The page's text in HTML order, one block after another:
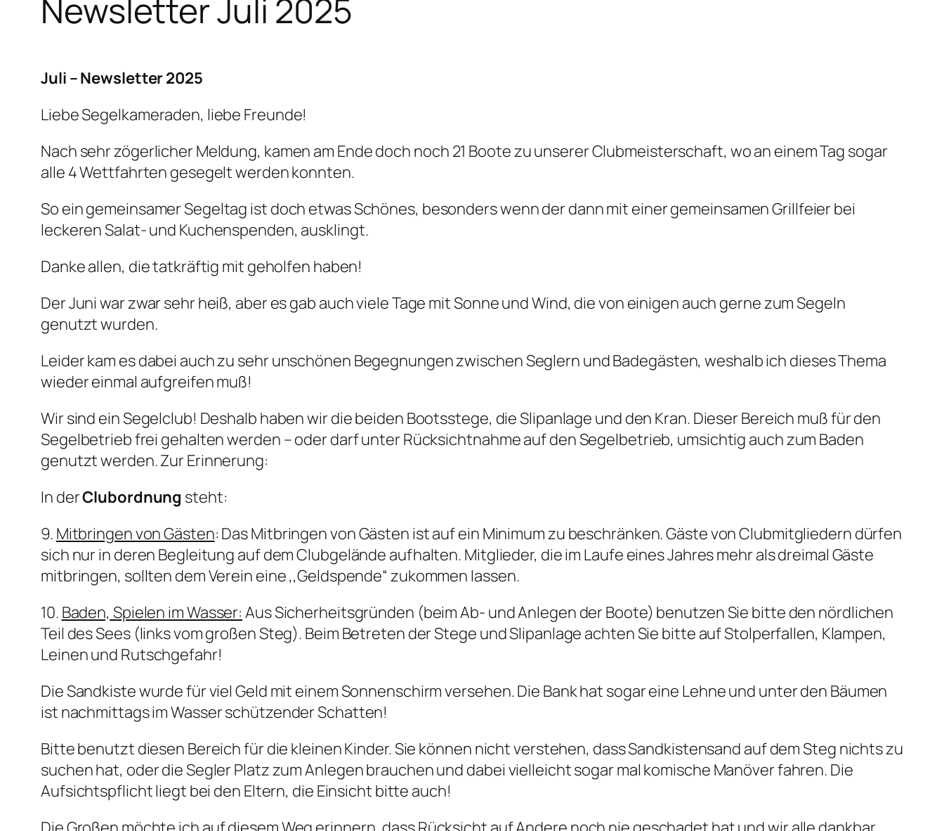
Newsletter Juli 2025
Juli – Newsletter 2025
Liebe Segelkameraden, liebe Freunde!
Nach sehr zögerlicher Meldung, kamen am Ende doch noch 21 Boote zu unserer Clubmeisterschaft, wo an einem Tag sogar
alle 4 Wettfahrten gesegelt werden konnten.
So ein gemeinsamer Segeltag ist doch etwas Schönes, besonders wenn der dann mit einer gemeinsamen Grillfeier bei
leckeren Salat- und Kuchenspenden, ausklingt.
Danke allen, die tatkräftig mit geholfen haben!
Der Juni war zwar sehr heiß, aber es gab auch viele Tage mit Sonne und Wind, die von einigen auch gerne zum Segeln
genutzt wurden.
Leider kam es dabei auch zu sehr unschönen Begegnungen zwischen Seglern und Badegästen, weshalb ich dieses Thema
wieder einmal aufgreifen muß!
Wir sind ein Segelclub! Deshalb haben wir die beiden Bootsstege, die Slipanlage und den Kran. Dieser Bereich muß für den
Segelbetrieb frei gehalten werden – oder darf unter Rücksichtnahme auf den Segelbetrieb, umsichtig auch zum Baden
genutzt werden. Zur Erinnerung:
In derClubordnung steht:
9. Mitbringen von Gästen: Das Mitbringen von Gästen ist auf ein Minimum zu beschränken. Gäste von Clubmitgliedern dürfen
sich nur in deren Begleitung auf dem Clubgelände aufhalten. Mitglieder, die im Laufe eines Jahres mehr als dreimal Gäste
mitbringen, sollten dem Verein eine ,,Geldspende“ zukommen lassen.
10. Baden, Spielen im Wasser: Aus Sicherheitsgründen (beim Ab- und Anlegen der Boote) benutzen Sie bitte den nördlichen
Teil des Sees (links vom großen Steg). Beim Betreten der Stege und Slipanlage achten Sie bitte auf Stolperfallen, Klampen,
Leinen und Rutschgefahr!
Die Sandkiste wurde für viel Geld mit einem Sonnenschirm versehen. Die Bank hat sogar eine Lehne und unter den Bäumen
ist nachmittags im Wasser schützender Schatten!
Bitte benutzt diesen Bereich für die kleinen Kinder. Sie können nicht verstehen, dass Sandkistensand auf dem Steg nichts zu
suchen hat, oder die Segler Platz zum Anlegen brauchen und dabei vielleicht sogar mal komische Manöver fahren. Die
Aufsichtspflicht liegt bei den Eltern, die Einsicht bitte auch!